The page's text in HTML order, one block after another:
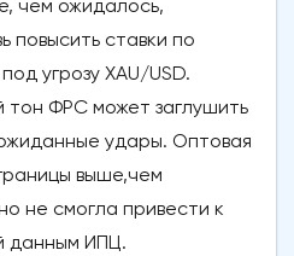
чем ожидалось,
повысить ставки по
угрозу XAU/USD.
тон ФРС может заглушить
удары. Оптовая
выше,чем
не смогла привести к
данным ИПЦ.